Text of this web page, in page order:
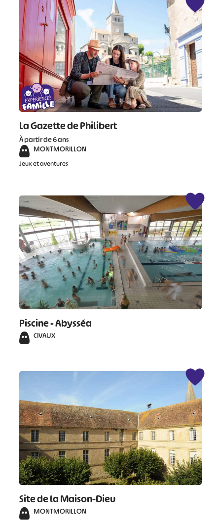
La Gazette de Philibert
À partir de 6 ans
MONTMORILLON
Jeux et aventures
Piscine - Abysséa
CIVAUX
Site de la Maison-Dieu
MONTMORILLON
# # #
#
#
#
#